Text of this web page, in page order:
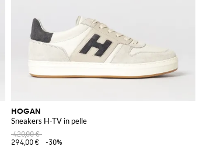
HOGAN
Sneakers H-TV in pelle
420,00 €
294,00 €
-30%